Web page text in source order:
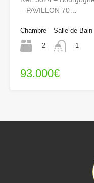
– PAVILLON 70…
Chambre
2
Salle de Bain
1
93.000€